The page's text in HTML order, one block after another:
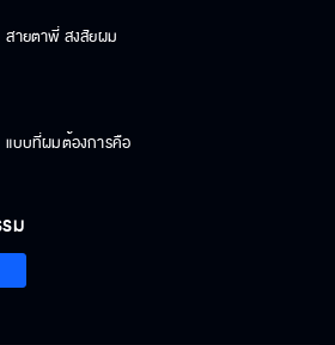
สายตาพี่ สงสัยผม
แบบที่ผมต้องการคือ
ผมเป็นคนแรก ใช่ปะ
ม